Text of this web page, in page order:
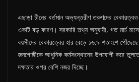
এছাড়া চীনের বর্তমান অভ্যন্তরীণ তরুণদের
একটি বড় কারণ। সরকারি তথ্য অনুযায়ী, গত মার্চ
বয়সীদের বেকারত্বের হার বেড়ে ১৬.৯ শতাংশে
জনগোষ্ঠীকে আধুনিক কর্মসংস্থানের উপযোগী করে
দক্ষতার ওপর বেশি নজর দিচ্ছে।